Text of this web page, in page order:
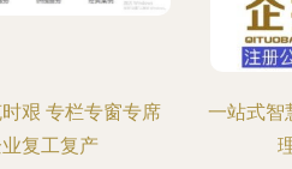
艰 专栏专窗专席
复工复产
一站式智